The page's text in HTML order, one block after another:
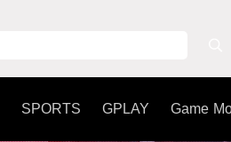
SPORTS GPLAY Game